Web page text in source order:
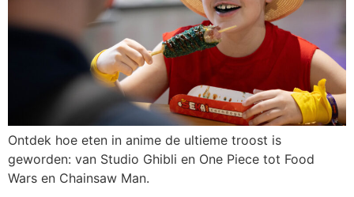
Ontdek hoe eten in anime de ultieme troost is
geworden: van Studio Ghibli en One Piece tot Food
Wars en Chainsaw Man.